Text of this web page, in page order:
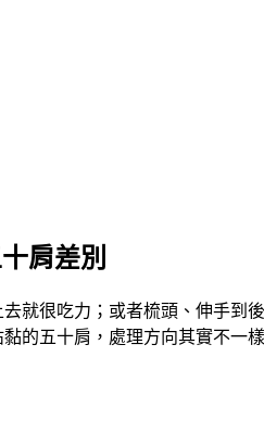
肩差別
就很吃力；或者梳頭、伸手
的五十肩，處理方向其實不